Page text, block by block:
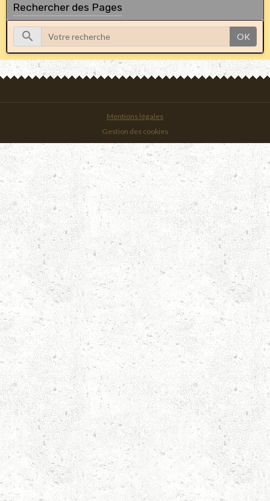
Rechercher des Pages
OK
Mentions légales
Gestion des cookies